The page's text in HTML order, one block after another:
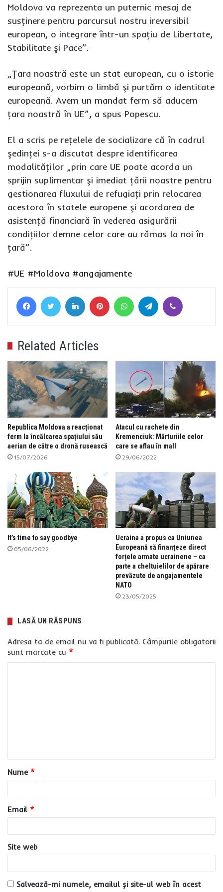
Moldova va reprezenta un puternic mesaj de
susţinere pentru parcursul nostru ireversibil
european, o integrare într-un spaţiu de Libertate,
Stabilitate şi Pace”.
„Ţara noastră este un stat european, cu o istorie
europeană, vorbim o limbă şi purtăm o identitate
europeană. Avem un mandat ferm să aducem
ţara noastră în UE”, a spus Popescu.
El a scris pe reţelele de socializare că în cadrul
şedinţei s-a discutat despre identificarea
modalităţilor „prin care UE poate acorda un
sprijin suplimentar şi imediat ţării noastre pentru
gestionarea fluxului de refugiaţi prin relocarea
acestora în statele europene şi acordarea de
asistenţă financiară în vederea asigurării
condiţiilor demne celor care au rămas la noi în
ţară”.
#UE #Moldova #angajamente
FacebookTwitter LinkedIn Pinterest WhatsAppTelegram
Related Articles
Republica Moldova a reacționat
ferm la încălcarea spațiului său
aerian de către o dronă rusească
15/07/2026
Atacul cu rachete din
Kremenciuk: Mărturiile celor
care se aflau în mall
29/06/2022
It’s time to say goodbye
05/06/2022
Ucraina a propus ca Uniunea
Europeană să finanțeze direct
forțele armate ucrainene – ca
parte a cheltuielilor de apărare
prevăzute de angajamentele
NATO
23/05/2025
LASĂ UN RĂSPUNS
Adresa ta de email nu va fi publicată. Câmpurile obligatorii
sunt marcate cu *
a
r
u
*
Nume *
Email *
Site web
Salvează-mi numele, emailul și site-ul web în acest